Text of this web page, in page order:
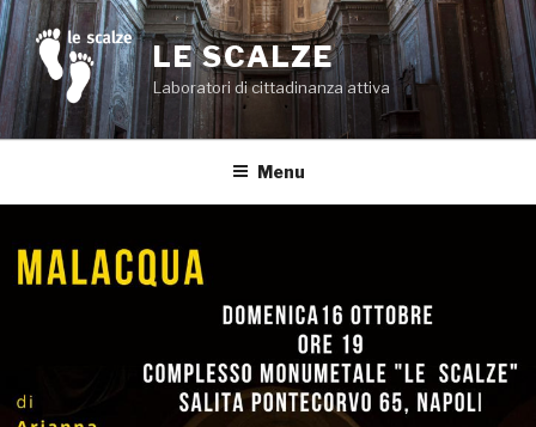
Salta
al
contenuto
LE SCALZE
Laboratori di cittadinanza attiva
Menu